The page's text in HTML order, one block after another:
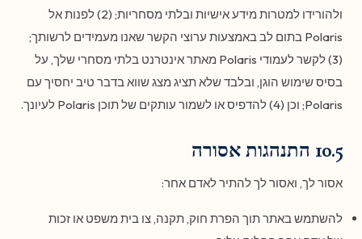
ולהורידו למטרות מידע אישיות ובלתי מסחריות; (2) לפנות אל
Polaris בתום לב באמצעות ערוצי הקשר שאנו מעמידים לרשותך;
(3) לקשר לעמודי Polaris מאתר אינטרנט בלתי מסחרי שלך, על
בסיס שימוש הוגן, ובלבד שלא תציג מצג שווא בדבר טיב יחסיך עם
Polaris; וכן (4) להדפיס או לשמור עותקים של תוכן Polaris לעיונך.
10.5 התנהגות אסורה
אסור לך, ואסור לך להתיר לאדם אחר:
להשתמש באתר תוך הפרת חוק, תקנה, צו בית משפט או זכות